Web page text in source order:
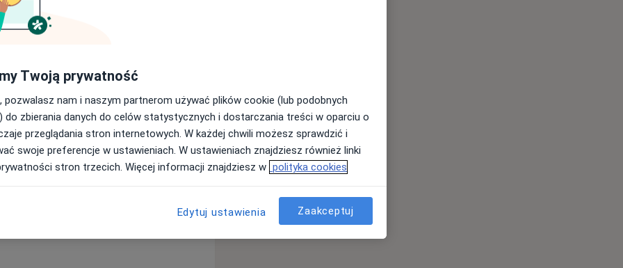
w sztabie medycznym
na Igrzyska XXXIII
w swojej codziennej
sportowej, ale to nie jedyny
m.in. rehabilitacją po operacjach i
terapii łączy elementy terapii
spustowych, medycyny chińskiej
oraz elementy jogi oraz pilatesu.
kolanowego
Twoją prywatność
pozwalasz nam i naszym partnerom używać plików cookie (lub podobnych
do zbierania danych do celów statystycznych i dostarczania treści w oparciu o
przeglądania stron internetowych. W każdej chwili możesz sprawdzić i
swoje preferencje w ustawieniach. W ustawieniach znajdziesz również linki
stron trzecich. Więcej informacji znajdziesz w polityka cookies
Edytuj ustawienia Zaakceptuj